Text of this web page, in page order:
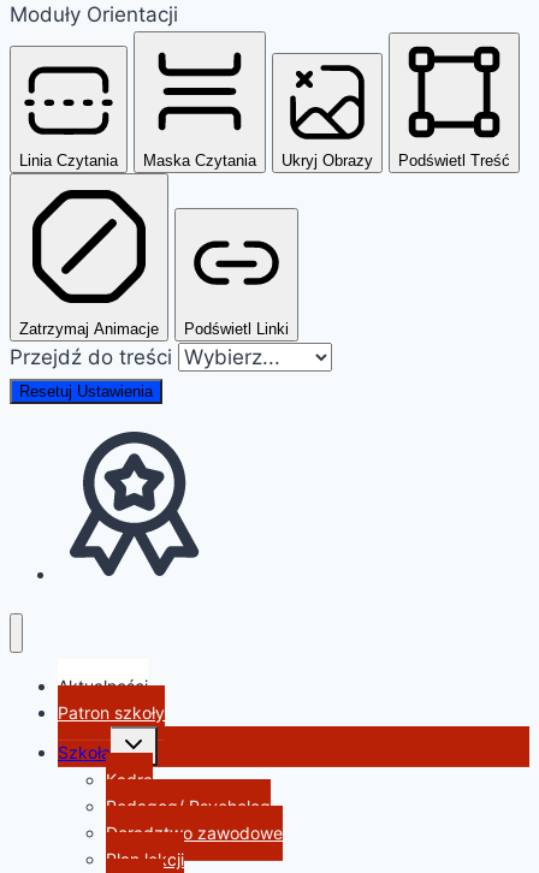
Moduły Orientacji
Linia Czytania Maska Czytania Ukryj Obrazy Podświetl Treść
Zatrzymaj Animacje Podświetl Linki
Przejdź do treści
Resetuj Ustawienia
Aktualności
Patron szkoły
Szkoła
Przełącz
menu
podrzędne
Kadra
Pedagog/ Psycholog
Doradztwo zawodowe
Plan lekcji